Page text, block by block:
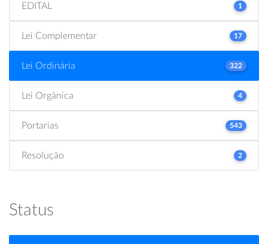
EDITAL 1
Lei Complementar 17
Lei Ordinária 322
Lei Orgânica 4
Portarias 543
Resolução 2
Status